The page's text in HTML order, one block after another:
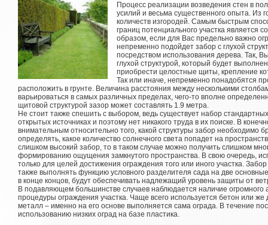
Процесс реализации возведения стен в
усилий и весьма существенного опыта. Из
количеств изгородей. Самым быстрым
границ потенциального участка является
образом, если для Вас предельно важно
непременно подойдет забор с глухой
посредством использования дерева. Так,
глухой структурой, который будет
приобрести целостные щиты, крепление
Так или иначе, непременно понадобятся
расположить в грунте. Величина расстояния между несколькими
варьироваться в самых различных пределах, чего-то вполне
щитовой структурой зазор может составлять 1.9 метра.
Не стоит также спешить с выбором, ведь существует набор
открытых источниках и поэтому нет никакого труда в их поиске. В
внимательным относительно того, какой структуры забор необходимо
определять, какое количество солнечного света попадет на
слишком высокий забор, то в таком случае можно получить слишком
формированию ощущения замкнутого пространства. В свою очередь,
только для целей достижения ограждения того или иного участка.
также выполнять функцию условного разделителя сада на две
в конце концов, будут обеспечивать надлежащий уровень защиты от
В подавляющем большинстве случаев наблюдается наличие огромного
процедуры ограждения участка. Чаще всего используется бетон или
металл – именно на его основе выполняется сама ограда. В течение
использованию низких оград на базе пластика.